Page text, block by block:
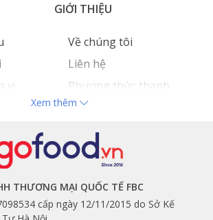
GIỚI THIỆU
Về chúng tôi
Liên hệ
Phương thức thanh
toán
Tuyển dụng
định
THEO DÕI NGAY
Facebook
Xem thêm
THƯƠNG MẠI QUỐC TẾ FBC
cấp ngày 12/11/2015 do Sở Kế